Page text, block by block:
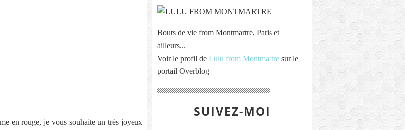
en rouge, je vous souhaite un très joyeux
Bouts de vie from Montmartre, Paris et
ailleurs...
Voir le profil de Lulu from Montmartre sur le
portail Overblog
SUIVEZ-MOI